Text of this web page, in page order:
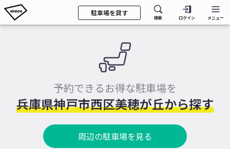
駐車場を貸す
検索 ログイン メニュー
予約できるお得な駐車場を
兵庫県神戸市西区美穂が丘から探す
周辺の駐車場を見る